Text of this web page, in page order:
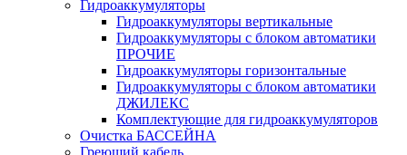
Гидроаккумуляторы
Гидроаккумуляторы вертикальные
Гидроаккумуляторы с блоком автоматики
ПРОЧИЕ
Гидроаккумуляторы горизонтальные
Гидроаккумуляторы с блоком автоматики
ДЖИЛЕКС
Комплектующие для гидроаккумуляторов
Очистка БАССЕЙНА
Греющий кабель